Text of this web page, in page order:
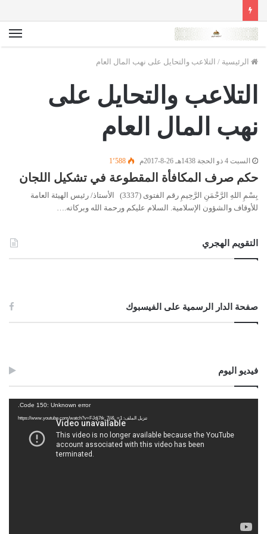
الرئيسية / التلاعب والتحايل على نهب المال العام
التلاعب والتحايل على
نهب المال العام
السبت 4 ذو الحجة 1438هـ 26-8-2017م 1٬588
حكم صرف المكافأة المقطوعة في تشكيل اللجان
بِسْمِ اللهِ الرَّحْمَنِ الرَّحِيمِ رقم الفتوى (3337) الأستاذ/ رئيس الهيئة العامة
للأوقاف والشؤون الإسلامية. السلام عليكم ورحمة الله وبركاته.…
التقويم الهجري
صفحة الدار الرسمية على الفيسبوك
فيديو اليوم
Code 150: Unknown error.
تنزيل الملف: https://www.youtube.com/watch?v=FJdj7tk_7jI&_=1